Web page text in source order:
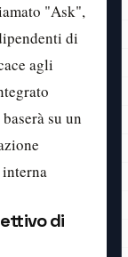
"Ask",
di
agli
su un
di